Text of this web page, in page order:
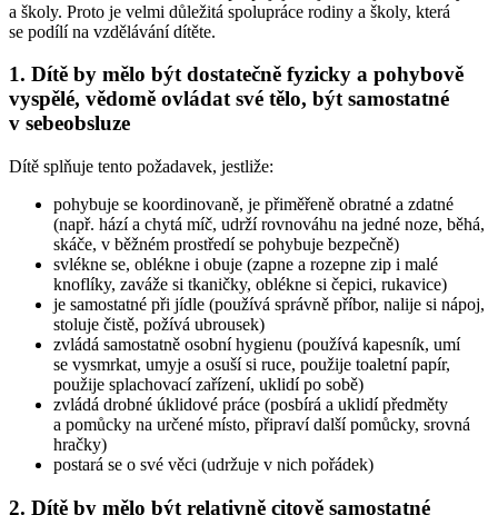
a školy. Proto je velmi důležitá spolupráce rodiny a školy, která
se podílí na vzdělávání dítěte.
1. Dítě by mělo být dostatečně fyzicky a pohybově
vyspělé, vědomě ovládat své tělo, být samostatné
v sebeobsluze
Dítě splňuje tento požadavek, jestliže:
pohybuje se koordinovaně, je přiměřeně obratné a zdatné
(např. hází a chytá míč, udrží rovnováhu na jedné noze, běhá,
skáče, v běžném prostředí se pohybuje bezpečně)
svlékne se, oblékne i obuje (zapne a rozepne zip i malé
knoflíky, zaváže si tkaničky, oblékne si čepici, rukavice)
je samostatné při jídle (používá správně příbor, nalije si nápoj,
stoluje čistě, požívá ubrousek)
zvládá samostatně osobní hygienu (používá kapesník, umí
se vysmrkat, umyje a osuší si ruce, použije toaletní papír,
použije splachovací zařízení, uklidí po sobě)
zvládá drobné úklidové práce (posbírá a uklidí předměty
a pomůcky na určené místo, připraví další pomůcky, srovná
hračky)
postará se o své věci (udržuje v nich pořádek)
2. Dítě by mělo být relativně citově samostatné